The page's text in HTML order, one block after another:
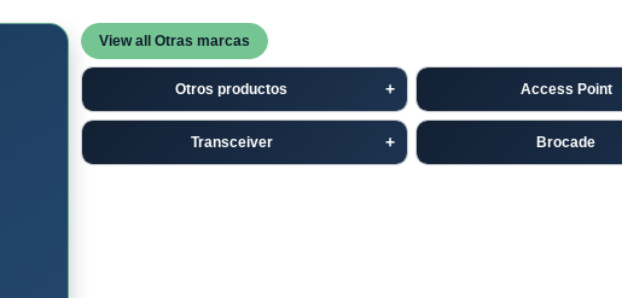
View all Otras marcas
Otros productos Access Point
Transceiver Brocade